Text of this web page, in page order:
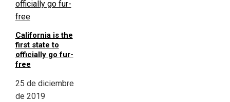
California is the
first state to
officially go fur-
free
25 de diciembre
de 2019